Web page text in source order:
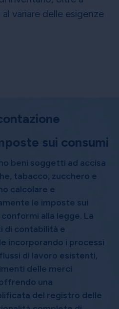
variare delle esigenze
sui consumi
beni soggetti ad accisa
tabacco, zucchero e
calcolare e
le imposte sui
alla legge. La
di contabilità e
incorporando i processi
di lavoro esistenti,
delle merci
una
del registro delle